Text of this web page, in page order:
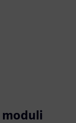
moduli